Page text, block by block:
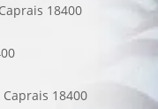
18400
18400